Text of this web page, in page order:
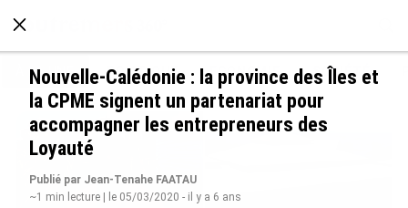
À LA UNE POLITIQUE ECONOMIE SOCIÉTÉ
Nouvelle-Calédonie : la province des Îles et
la CPME signent un partenariat pour
accompagner les entrepreneurs des
Loyauté
Publié par Jean-Tenahe FAATAU
~1 min lecture | le 05/03/2020 - il y a 6 ans